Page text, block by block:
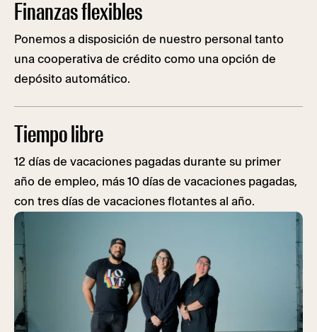
Finanzas flexibles
Ponemos a disposición de nuestro personal tanto
una cooperativa de crédito como una opción de
depósito automático.
Tiempo libre
12 días de vacaciones pagadas durante su primer
año de empleo, más 10 días de vacaciones pagadas,
con tres días de vacaciones flotantes al año.